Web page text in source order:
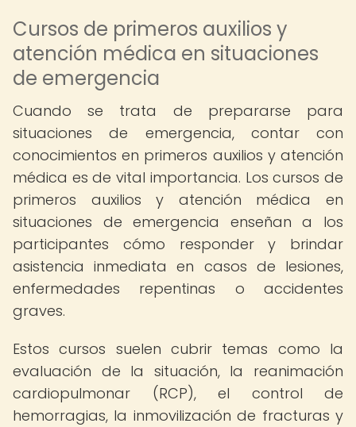
Cursos de primeros auxilios y
atención médica en situaciones
de emergencia
Cuando se trata de prepararse para
situaciones de emergencia, contar con
conocimientos en primeros auxilios y atención
médica es de vital importancia. Los cursos de
primeros auxilios y atención médica en
situaciones de emergencia enseñan a los
participantes cómo responder y brindar
asistencia inmediata en casos de lesiones,
enfermedades repentinas o accidentes
graves.
Estos cursos suelen cubrir temas como la
evaluación de la situación, la reanimación
cardiopulmonar (RCP), el control de
hemorragias, la inmovilización de fracturas y